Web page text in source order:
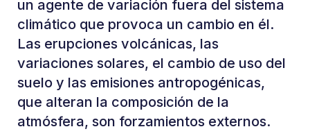
un agente de variación fuera del sistema
climático que provoca un cambio en él.
Las erupciones volcánicas, las
variaciones solares, el cambio de uso del
suelo y las emisiones antropogénicas,
que alteran la composición de la
atmósfera, son forzamientos externos.